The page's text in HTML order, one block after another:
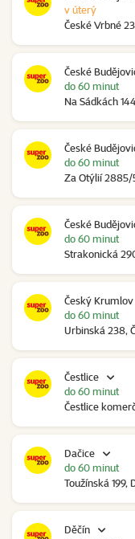
České Vrbné
v úterý
České
Na Sádkách
do 60 minut
České
Za Otýlií 2885/
do 60 minut
České
Strakonická
do 60 minut
Český Krumlov
Urbinská 238,
do 60 minut
Čestlice
Čestlice
do 60 minut
Dačice
Toužínská 199,
do 60 minut
Děčín